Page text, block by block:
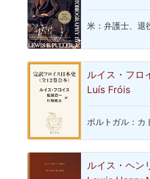
米：弁護士、退
ルイス・フロ
Luís Fróis
ポルトガル：カ
ルイス・ヘン